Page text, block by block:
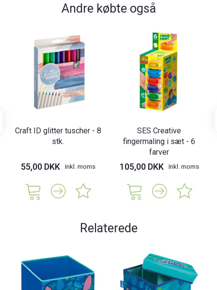
Andre købte også
Craft ID glitter tuscher - 8
stk.
55,00 DKK Inkl. moms
SES Creative
fingermaling i sæt - 6
farver
105,00 DKK Inkl. moms
Relaterede